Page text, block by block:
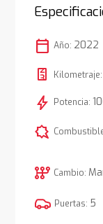
calendar_today Año: 2022
Kilometraje:
bolt Potencia:
comic_bubble
auto_transmission Cambio:
Puertas: 5